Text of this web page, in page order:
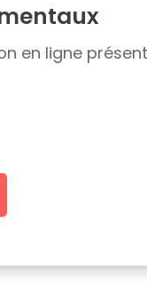
en ligne